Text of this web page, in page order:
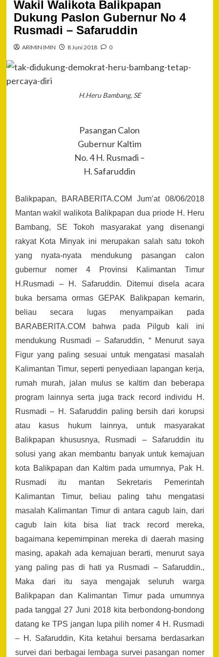
Wakil Walikota Balikpapan
Dukung Paslon Gubernur No 4
Rusmadi – Safaruddin
ARIMIN IMIN 8 Juni 2018 0
H.Heru Bambang, SE
Pasangan Calon
Gubernur Kaltim
No. 4 H. Rusmadi –
H. Safaruddin
Balikpapan, BARABERITA.COM Jum’at 08/06/2018
Mantan wakil walikota Balikpapan dua priode H. Heru
Bambang, SE Tokoh masyarakat yang disenangi
rakyat Kota Minyak ini merupakan salah satu tokoh
yang nyata-nyata mendukung pasangan calon
gubernur nomer 4 Provinsi Kalimantan Timur
H.Rusmadi – H. Safaruddin. Ditemui disela acara
buka bersama ormas GEPAK Balikpapan kemarin,
beliau secara lugas menyampaikan pada
BARABERITA.COM bahwa pada Pilgub kali ini
mendukung Rusmadi – Safaruddin, “ Menurut saya
Figur yang paling sesuai untuk mengatasi masalah
Kalimantan Timur, seperti penyediaan lapangan kerja,
rumah murah, jalan mulus se kaltim dan beberapa
program lainnya serta juga track record individu H.
Rusmadi – H. Safaruddin paling bersih dari korupsi
atau kasus hukum lainnya, untuk masyarakat
Balikpapan khususnya, Rusmadi – Safaruddin itu
solusi yang akan membantu banyak untuk kemajuan
kota Balikpapan dan Kaltim pada umumnya, Pak H.
Rusmadi itu mantan Sekretaris Pemerintah
Kalimantan Timur, beliau paling tahu mengatasi
masalah Kalimantan Timur di antara cagub lain, dari
cagub lain kita bisa liat track record mereka,
bagaimana kepemimpinan mereka di daerah masing
masing, apakah ada kemajuan berarti, menurut saya
yang paling pas di hati ya Rusmadi – Safaruddin.,
Maka dari itu saya mengajak seluruh warga
Balikpapan dan Kalimantan Timur pada umumnya
pada tanggal 27 Juni 2018 kita berbondong-bondong
datang ke TPS jangan lupa pilih nomer 4 H. Rusmadi
– H. Safaruddin, Kita ketahui bersama berdasarkan
survei dari berbagai lembaga survei pasangan nomer